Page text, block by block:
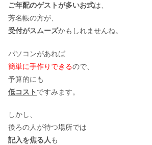
ご年配のゲストが多いお式は、
芳名帳の方が、
受付がスムーズかもしれませんね。
パソコンがあれば
簡単に手作りできるので、
予算的にも
低コスト ですみます。
しかし、
後ろの人が待つ場所では
記入を焦る人 も